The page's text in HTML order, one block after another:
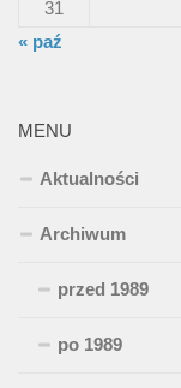
31
« paź
MENU
Aktualności
Archiwum
przed 1989
po 1989